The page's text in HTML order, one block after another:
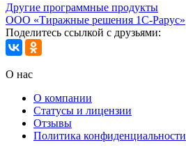
Другие программные продукты
ООО «Тиражные решения 1С-Рарус»
Поделитесь ссылкой с друзьями:
О нас
О компании
Статусы и лицензии
Отзывы
Политика конфиденциальности